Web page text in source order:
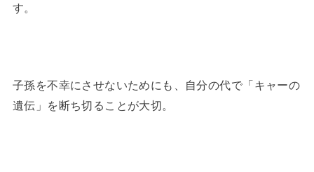
す。
子孫を不幸にさせないためにも、自分の代で「キャーの
遺伝」を断ち切ることが大切。